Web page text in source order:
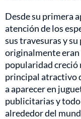
Desde su primera
atención de los
sus travesuras y
originalmente eran
popularidad creció
principal atractivo
a aparecer en
publicitarias y
alrededor del